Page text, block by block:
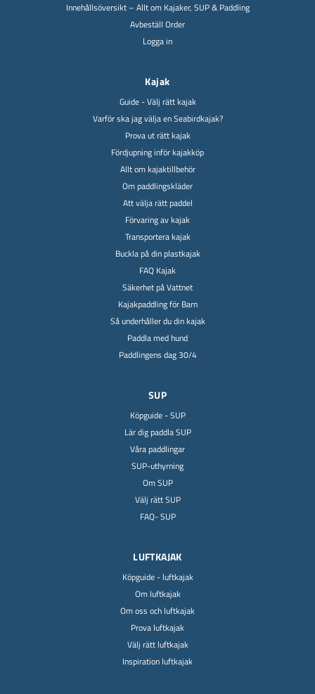
Innehållsöversikt – Allt om Kajaker, SUP & Paddling
Avbeställ Order
Logga in
Kajak
Guide - Välj rätt kajak
Varför ska jag välja en Seabirdkajak?
Prova ut rätt kajak
Fördjupning inför kajakköp
Allt om kajaktillbehör
Om paddlingskläder
Att välja rätt paddel
Förvaring av kajak
Transportera kajak
Buckla på din plastkajak
FAQ Kajak
Säkerhet på Vattnet
Kajakpaddling för Barn
Så underhåller du din kajak
Paddla med hund
Paddlingens dag 30/4
SUP
Köpguide - SUP
Lär dig paddla SUP
Våra paddlingar
SUP-uthyrning
Om SUP
Välj rätt SUP
FAQ- SUP
LUFTKAJAK
Köpguide - luftkajak
Om luftkajak
Om oss och luftkajak
Prova luftkajak
Välj rätt luftkajak
Inspiration luftkajak